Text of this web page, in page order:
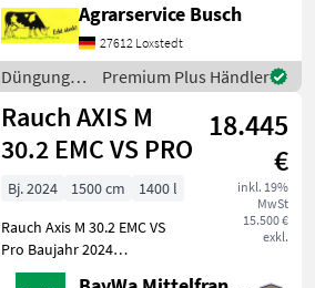
hydr. Betätigung,
Reihenstreuvorrichtung,
Streumengenverstellung
Text in deutscher, english
und
Agrarservice Busch
27612 Loxstedt
Düngung
und
Beregnung
/ Rauch
Premium Plus Händler
Rauch AXIS M
30.2 EMC VS PRO
18.445
€
inkl. 19%
MwSt
15.500 €
exkl.
Bj. 2024 1500 cm
1400 l
Rauch Axis M 30.2 EMC VS
Pro Baujahr 2024
Lagermaschine Neu 1 AXIS